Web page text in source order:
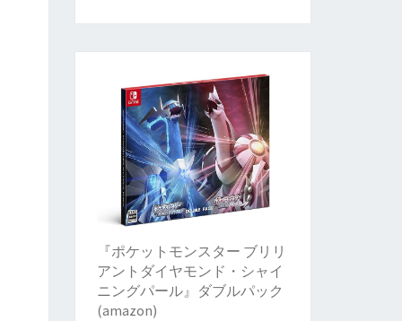
『ポケットモンスター ブリリ
アントダイヤモンド・シャイ
ニングパール』ダブルパック
(amazon)